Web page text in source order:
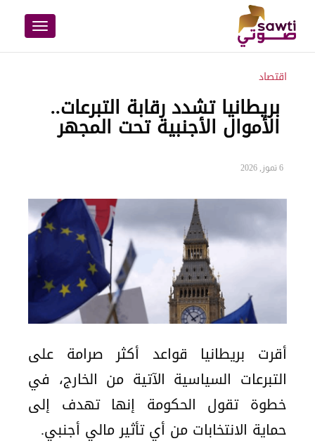
Toggle
navigation
اقتصاد
بريطانيا تشدد رقابة التبرعات..
الأموال الأجنبية تحت المجهر
6 تموز, 2026
أقرت بريطانيا قواعد أكثر صرامة على
التبرعات السياسية الآتية من الخارج، في
خطوة تقول الحكومة إنها تهدف إلى
حماية الانتخابات من أي تأثير مالي أجنبي.